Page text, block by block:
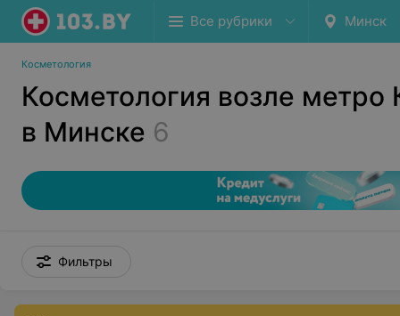
Все рубрики Минск
Косметология
Косметология возле метро
в Минске 6
Фильтры